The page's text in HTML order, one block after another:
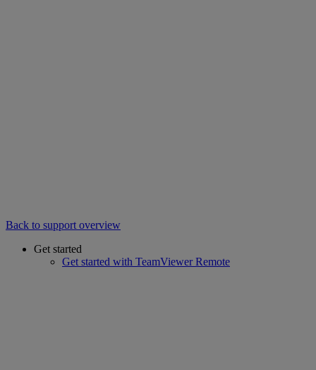
Back to support overview
Get started
Get started with TeamViewer Remote